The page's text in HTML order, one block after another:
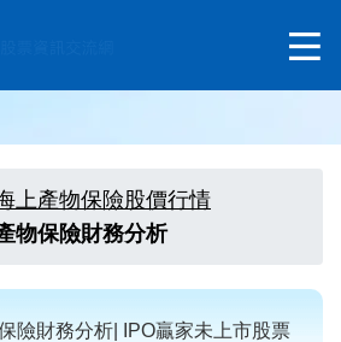
上產物保險股價行情
物保險財務分析
險財務分析| IPO贏家未上市股票